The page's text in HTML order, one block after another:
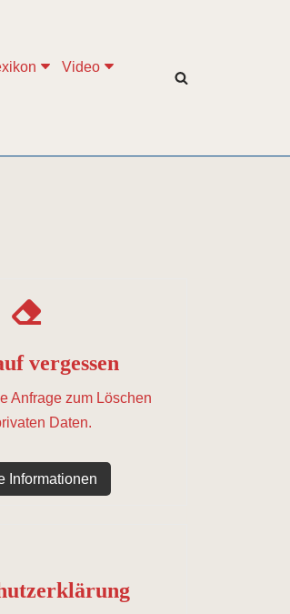
Video
vergessen
Anfrage zum Löschen
Daten.
Informationen